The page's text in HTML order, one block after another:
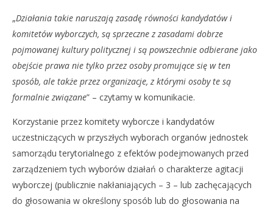
„Działania takie naruszają zasadę równości kandydatów i
komitetów wyborczych, są sprzeczne z zasadami dobrze
pojmowanej kultury politycznej i są powszechnie odbierane jako
obejście prawa nie tylko przez osoby promujące się w ten
sposób, ale także przez organizacje, z którymi osoby te są
formalnie związane” – czytamy w komunikacie.
Korzystanie przez komitety wyborcze i kandydatów
uczestniczących w przyszłych wyborach organów jednostek
samorządu terytorialnego z efektów podejmowanych przed
zarządzeniem tych wyborów działań o charakterze agitacji
wyborczej (publicznie nakłaniających – 3 – lub zachęcających
do głosowania w określony sposób lub do głosowania na